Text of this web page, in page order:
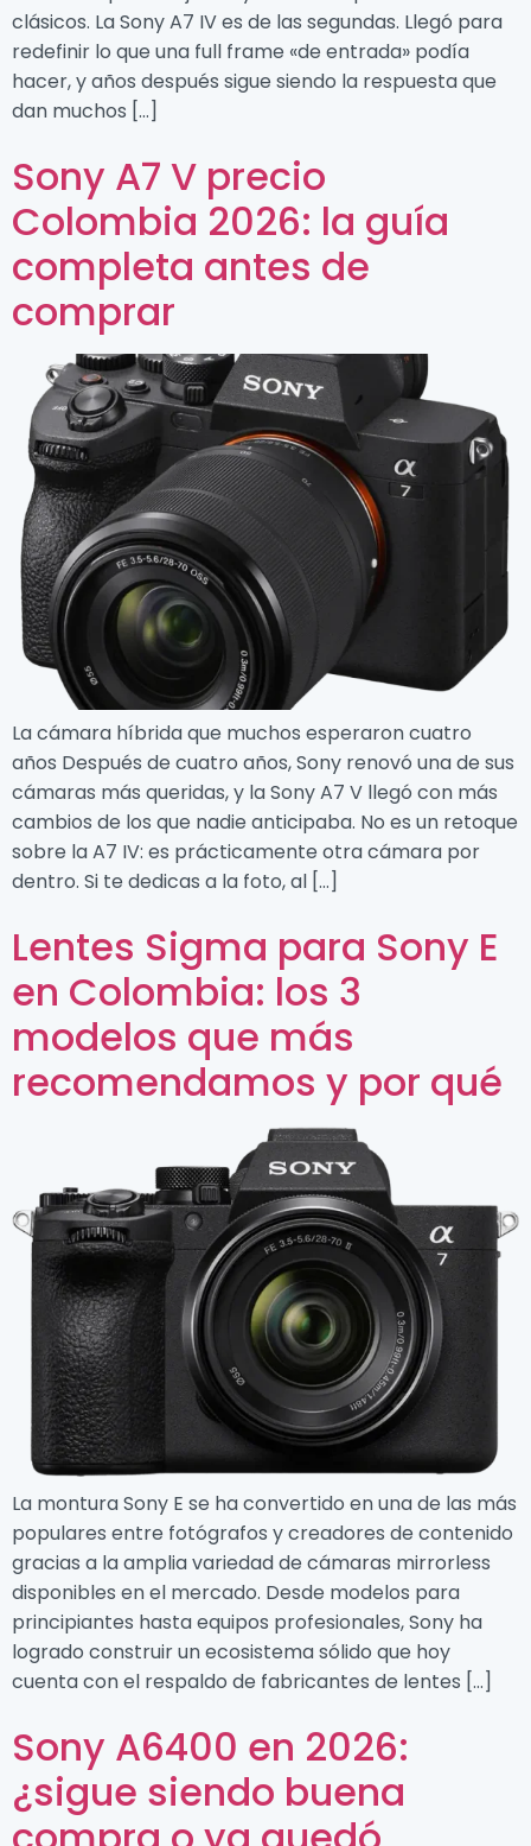
clásicos. La Sony A7 IV es de las segundas. Llegó para
redefinir lo que una full frame «de entrada» podía
hacer, y años después sigue siendo la respuesta que
dan muchos […]
Sony A7 V precio
Colombia 2026: la guía
completa antes de
comprar
La cámara híbrida que muchos esperaron cuatro
años Después de cuatro años, Sony renovó una de sus
cámaras más queridas, y la Sony A7 V llegó con más
cambios de los que nadie anticipaba. No es un retoque
sobre la A7 IV: es prácticamente otra cámara por
dentro. Si te dedicas a la foto, al […]
Lentes Sigma para Sony E
en Colombia: los 3
modelos que más
recomendamos y por qué
La montura Sony E se ha convertido en una de las más
populares entre fotógrafos y creadores de contenido
gracias a la amplia variedad de cámaras mirrorless
disponibles en el mercado. Desde modelos para
principiantes hasta equipos profesionales, Sony ha
logrado construir un ecosistema sólido que hoy
cuenta con el respaldo de fabricantes de lentes […]
Sony A6400 en 2026:
¿sigue siendo buena